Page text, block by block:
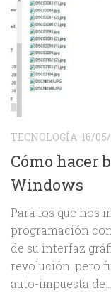
TECNOLOGÍA 16/
Cómo hacer
Windows
Para los que nos
programación
de su interfaz
revolución. pero
auto-impuesta de...